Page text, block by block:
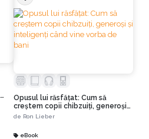
Opusul lui răsfățat: Cum să
creștem copii chibzuiți, generoși
și inteligenți când vine vorba de
de Ron Lieber
eBook